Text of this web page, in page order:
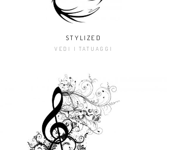
STYLIZED
VEDI I TATUAGGI